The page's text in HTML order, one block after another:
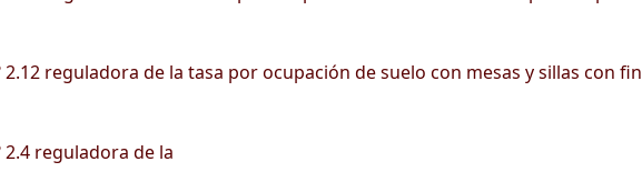
reguladora de la tasa por ocupación de suelo con mesas y sillas con
reguladora de la